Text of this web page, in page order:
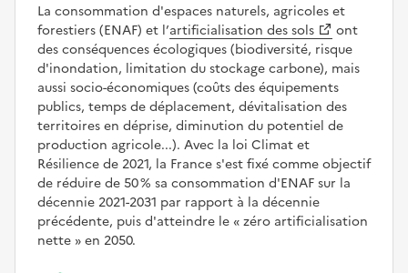
La consommation d'espaces naturels, agricoles et
forestiers (ENAF) et l’artificialisation des sols
ont
des conséquences écologiques (biodiversité, risque
d'inondation, limitation du stockage carbone), mais
aussi socio-économiques (coûts des équipements
publics, temps de déplacement, dévitalisation des
territoires en déprise, diminution du potentiel de
production agricole...). Avec la loi Climat et
Résilience de 2021, la France s'est fixé comme objectif
de réduire de 50 % sa consommation d'ENAF sur la
décennie 2021-2031 par rapport à la décennie
précédente, puis d'atteindre le
zéro artificialisation
nette
en 2050.